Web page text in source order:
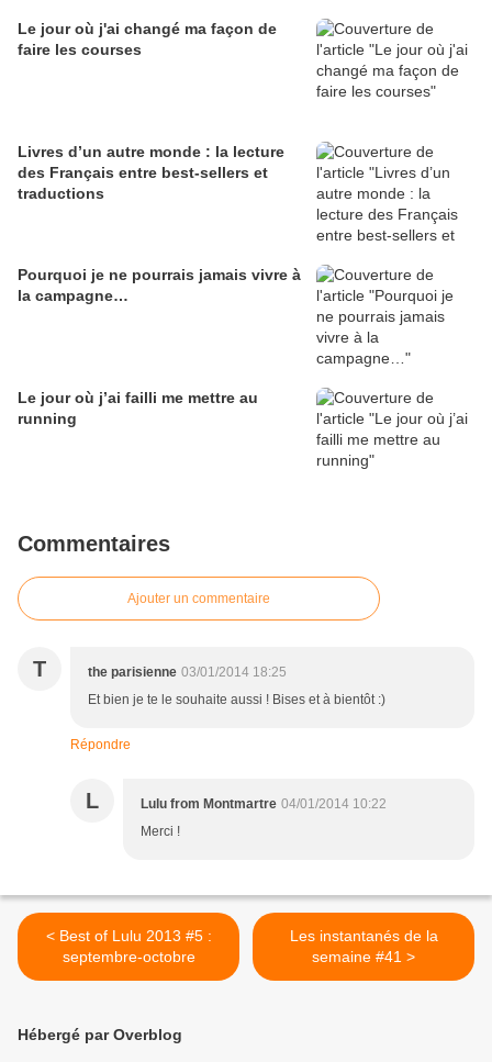
Le jour où j'ai changé ma façon de
faire les courses
Livres d’un autre monde : la lecture
des Français entre best-sellers et
traductions
Pourquoi je ne pourrais jamais vivre à
la campagne…
Le jour où j’ai failli me mettre au
running
Commentaires
Ajouter un commentaire
T the parisienne 03/01/2014 18:25
Et bien je te le souhaite aussi ! Bises et à bientôt :)
Répondre
L Lulu from Montmartre 04/01/2014 10:22
Merci !
< Best of Lulu 2013 #5 :
septembre-octobre
Les instantanés de la
semaine #41 >
Hébergé par Overblog